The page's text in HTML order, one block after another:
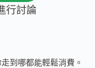
行討論
到哪都能輕鬆消費。